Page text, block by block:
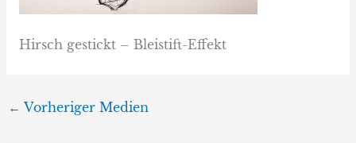
Hirsch gestickt – Bleistift-Effekt
← Vorheriger Medien